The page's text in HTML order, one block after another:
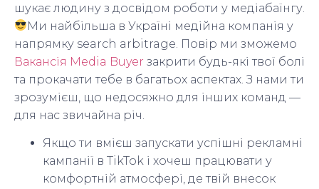
шукає людину з досвідом роботи у медіабаїнгу.
Ми найбільша в Україні медійна компанія у
напрямку search arbitrage. Повір ми зможемо
Вакансія Media Buyer закрити будь-які твої болі
та прокачати тебе в багатьох аспектах. З нами ти
зрозумієш, що недосяжно для інших команд —
для нас звичайна річ.
Якщо ти вмієш запускати успішні рекламні
кампанії в TikTok і хочеш працювати у
комфортній атмосфері, де твій внесок